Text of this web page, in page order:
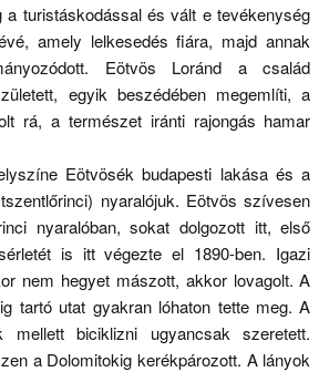
a turistáskodással és vált e tevékenység
amely lelkesedés fiára, majd annak
Eötvös Loránd a család
egyik beszédében megemlíti, a
rá, a természet iránti rajongás hamar
Eötvösék budapesti lakása és a
nyaralójuk. Eötvös szívesen
nyaralóban, sokat dolgozott itt, első
is itt végezte el 1890-ben. Igazi
nem hegyet mászott, akkor lovagolt. A
tartó utat gyakran lóhaton tette meg. A
mellett biciklizni ugyancsak szeretett.
a Dolomitokig kerékpározott. A lányok